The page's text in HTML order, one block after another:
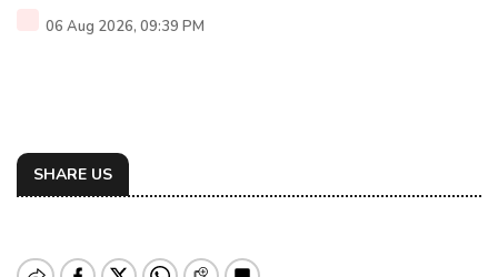
06 Aug 2026, 09:39 PM
SHARE US